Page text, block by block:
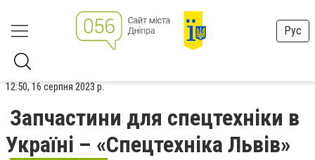
Рус
12:50, 16 серпня 2023 р.
Запчастини для спецтехніки в
Україні – «Спецтехніка Львів»